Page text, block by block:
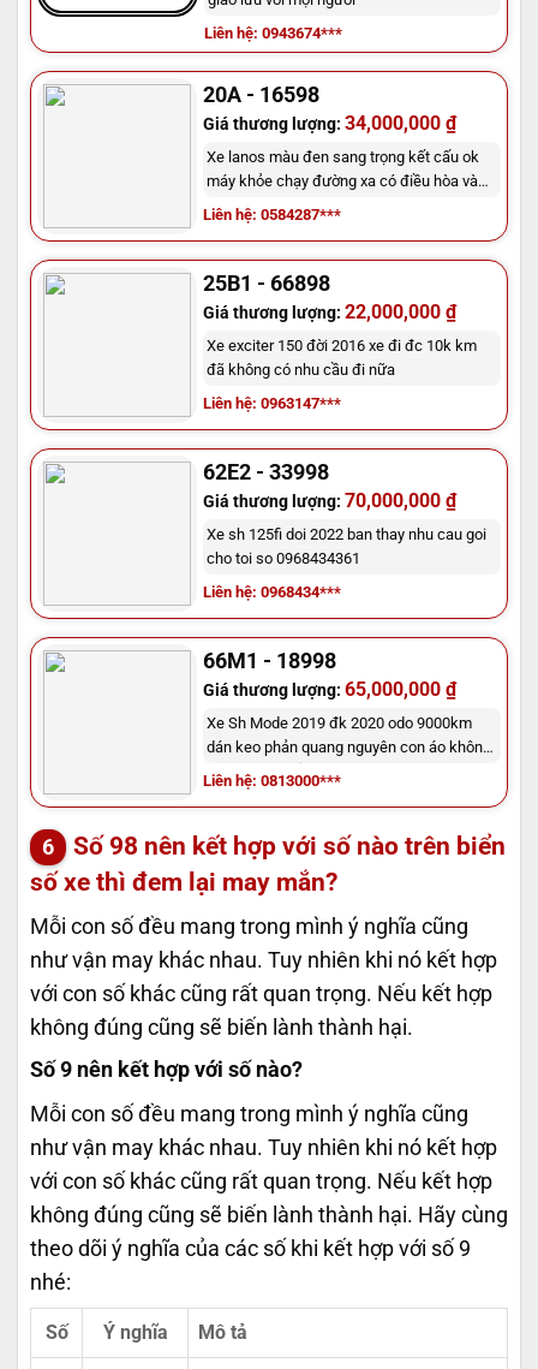
Liên hệ: 0943674***
20A - 16598
Giá thương lượng:34,000,000 ₫
Xe lanos màu đen sang trọng kết cấu ok
máy khỏe chạy đường xa có điều hòa và
bình ap quy mới
Liên hệ: 0584287***
25B1 - 66898
Giá thương lượng:22,000,000 ₫
Xe exciter 150 đời 2016 xe đi đc 10k km
đã không có nhu cầu đi nữa
Liên hệ: 0963147***
62E2 - 33998
Giá thương lượng:70,000,000 ₫
Xe sh 125fi doi 2022 ban thay nhu cau goi
cho toi so 0968434361
Liên hệ: 0968434***
66M1 - 18998
Giá thương lượng:65,000,000 ₫
Xe Sh Mode 2019 đk 2020 odo 9000km
dán keo phản quang nguyên con áo không
trầy. Chính chủ đứng tên
Liên hệ: 0813000***
Số 98 nên kết hợp với số nào trên biển
số xe thì đem lại may mắn?
Mỗi con số đều mang trong mình ý nghĩa cũng
như vận may khác nhau. Tuy nhiên khi nó kết hợp
với con số khác cũng rất quan trọng. Nếu kết hợp
không đúng cũng sẽ biến lành thành hại.
Số 9 nên kết hợp với số nào?
Mỗi con số đều mang trong mình ý nghĩa cũng
như vận may khác nhau. Tuy nhiên khi nó kết hợp
với con số khác cũng rất quan trọng. Nếu kết hợp
không đúng cũng sẽ biến lành thành hại. Hãy cùng
theo dõi ý nghĩa của các số khi kết hợp với số 9
nhé:
Số Ý nghĩa Mô tả